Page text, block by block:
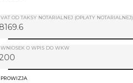
VAT OD TAKSY NOTARIALNEJ (OPŁATY NOTARIALNEJ)
WNIOSEK O WPIS DO WKW
PROWIZJA